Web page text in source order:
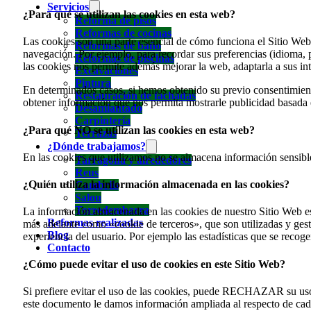
Servicios
Reforma de pisos
Reformas de cocinas
Reformas de baño
Reformas de piscinas
Excavaciones
Pintura
Restauración de fachadas
Desamiantado
Carpintería
Terrazas
¿Dónde trabajamos?
Tarragona y alrededores
Reus
Cambrils
Salou
Torredembarra
Reformas realizadas
Blog
Contacto
¿Para qué se utilizan las cookies en esta web?
Las cookies son una parte esencial de cómo funciona el Sitio
navegación. Por ejemplo, para recordar sus preferencias
las cookies nos permite además mejorar la web, adaptarla a sus
En determinados casos, si hemos obtenido su previo
obtener información que nos permita mostrarle publicidad
¿Para qué NO se utilizan las cookies en esta web?
En las cookies que utilizamos no se almacena información
¿Quién utiliza la información almacenada en las cookies?
La información almacenada en las cookies de nuestro Sitio Web
más adelante como «cookie de terceros», que son utilizadas y
experiencia del usuario. Por ejemplo las estadísticas que se
¿Cómo puede evitar el uso de cookies en este Sitio Web?
Si prefiere evitar el uso de las cookies, puede RECHAZAR su
este documento le damos información ampliada al respecto de